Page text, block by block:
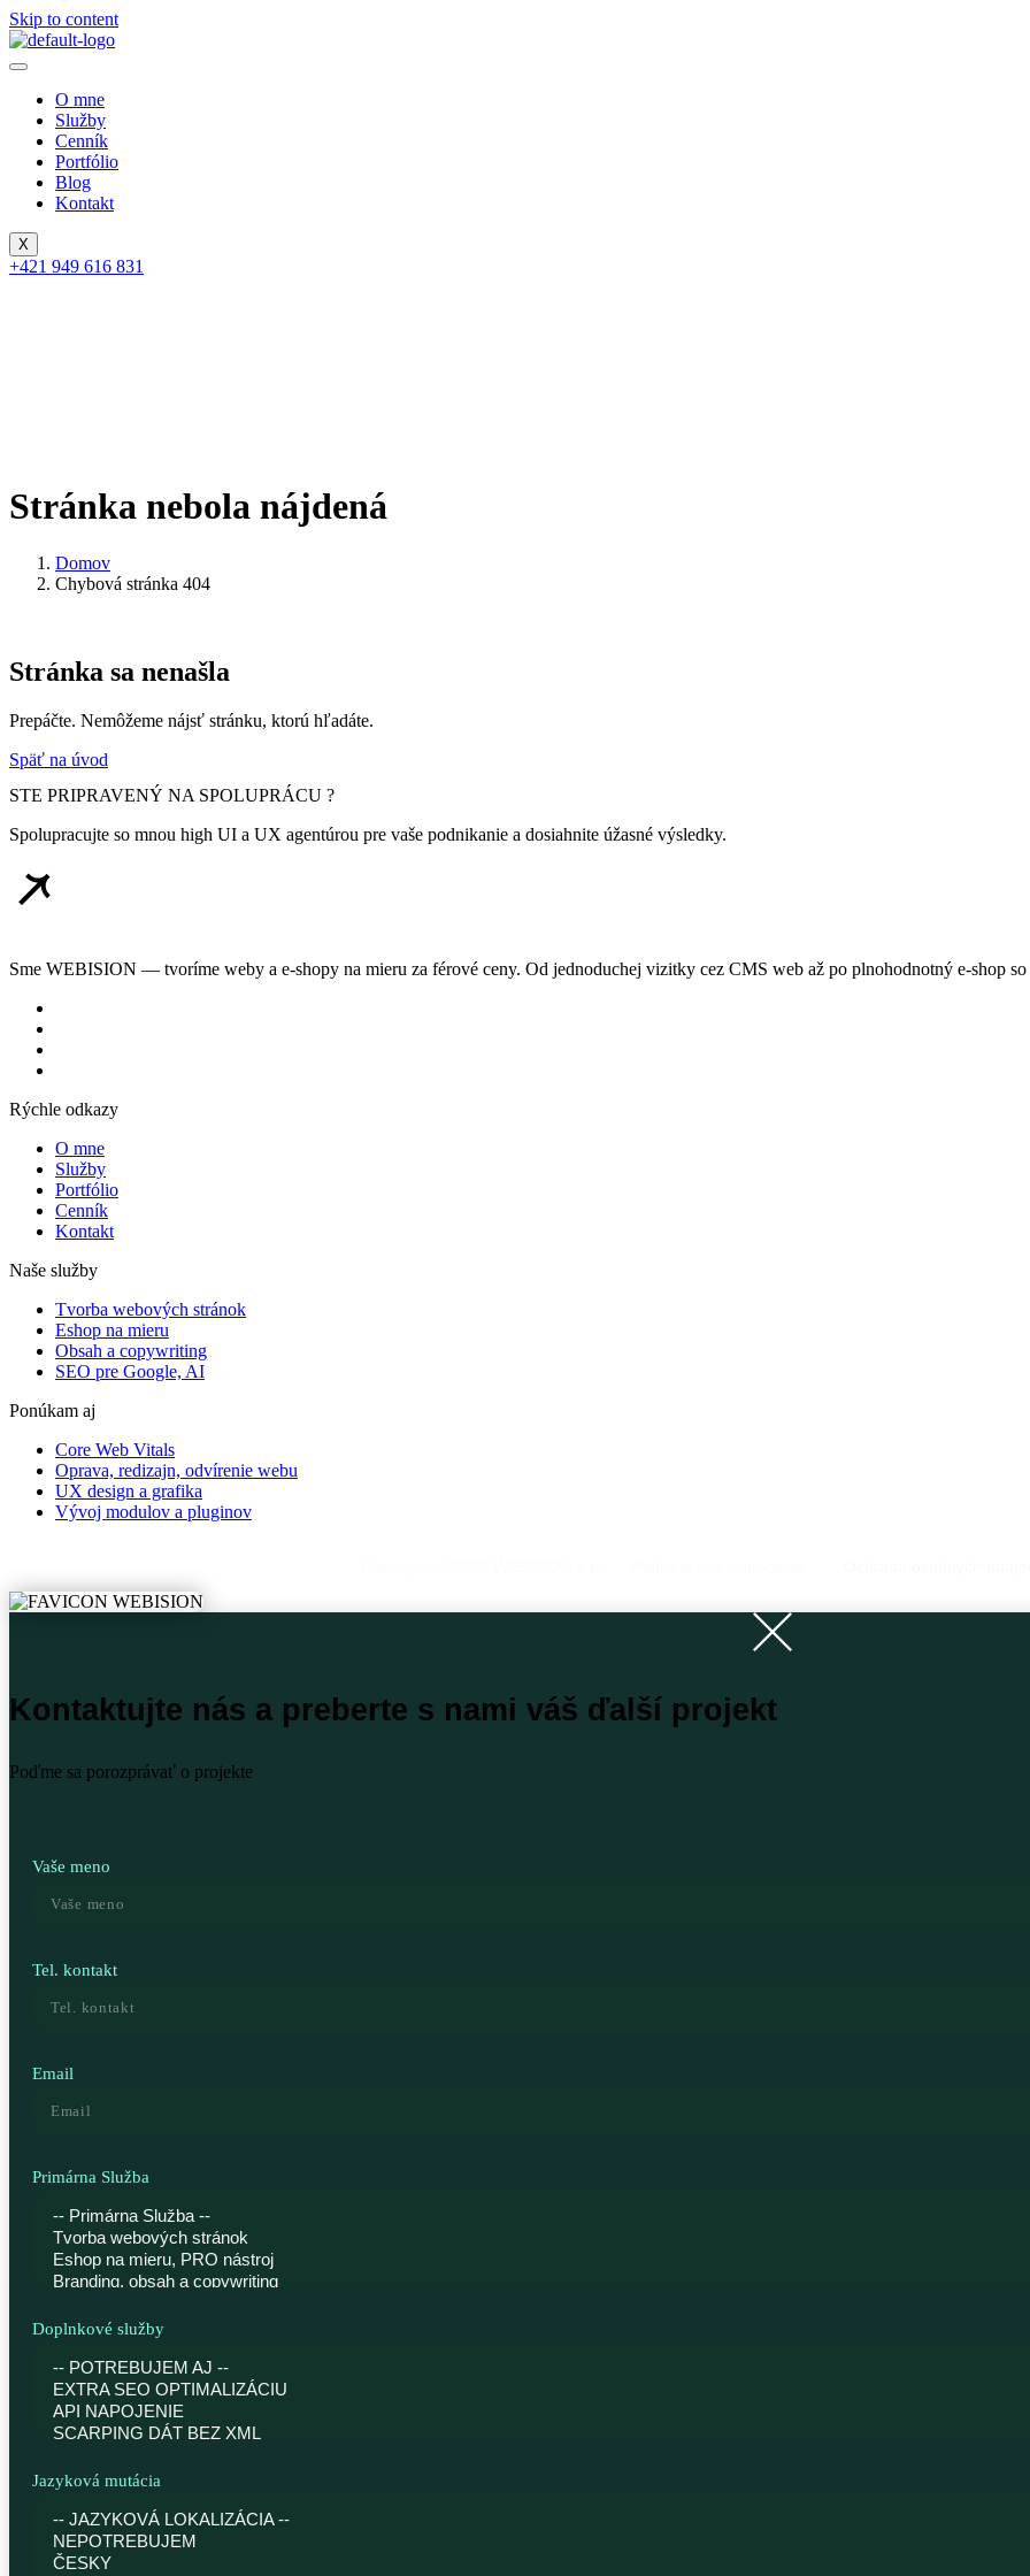
Skip to content
O mne
Služby
Cenník
Portfólio
Blog
Kontakt
X
+421 949 616 831
Stránka nebola nájdená
Domov
Chybová stránka 404
Stránka sa nenašla
Prepáčte. Nemôžeme nájsť stránku, ktorú hľadáte.
Späť na úvod
STE PRIPRAVENÝ NA SPOLUPRÁCU ?
Spolupracujte so mnou high UI a UX agentúrou pre vaše podnikanie a dosiahnite úžasné výsledky.
Sme WEBISION — tvoríme weby a e-shopy na mieru za férové ceny. Od jednoduchej vizitky cez CMS web až po plnohodnotný e-shop
Rýchle odkazy
O mne
Služby
Portfólio
Cenník
Kontakt
Naše služby
Tvorba webových stránok
Eshop na mieru
Obsah a copywriting
SEO pre Google, AI
Ponúkam aj
Core Web Vitals
Oprava, redizajn, odvírenie webu
UX design a grafika
Vývoj modulov a pluginov
Kontaktujte nás a preberte s nami váš ďalší projekt
Poďme sa porozprávať o projekte
Vaše meno
Tel. kontakt
Email
Primárna Služba
Doplnkové služby
Jazyková mutácia